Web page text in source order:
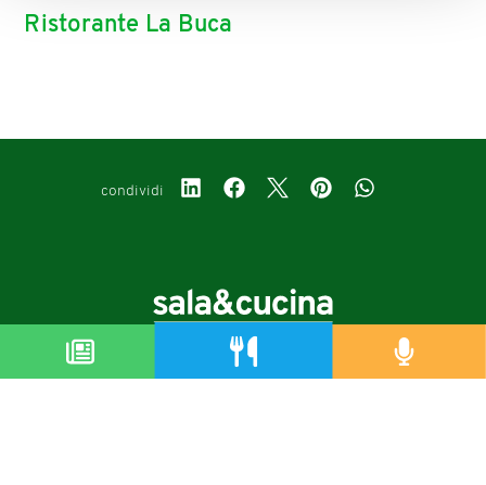
Ristorante La Buca
condividi
Copyright © 2019-2026
Autorizzazione del Tribunale di Bologna Nr.8143 del 21/12/2010